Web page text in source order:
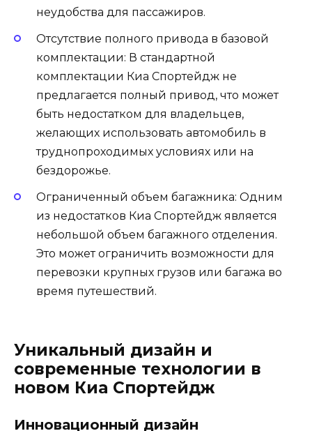
неудобства для пассажиров.
Отсутствие полного привода в базовой
комплектации: В стандартной
комплектации Киа Спортейдж не
предлагается полный привод, что может
быть недостатком для владельцев,
желающих использовать автомобиль в
труднопроходимых условиях или на
бездорожье.
Ограниченный объем багажника: Одним
из недостатков Киа Спортейдж является
небольшой объем багажного отделения.
Это может ограничить возможности для
перевозки крупных грузов или багажа во
время путешествий.
Уникальный дизайн и
современные технологии в
новом Киа Спортейдж
Инновационный дизайн